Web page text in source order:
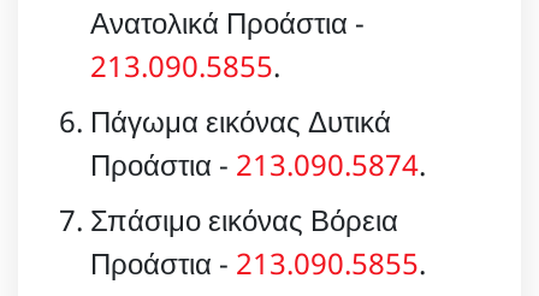
Ανατολικά Προάστια -
213.090.5855.
Πάγωμα εικόνας Δυτικά
Προάστια - 213.090.5874.
Σπάσιμο εικόνας Βόρεια
Προάστια - 213.090.5855.